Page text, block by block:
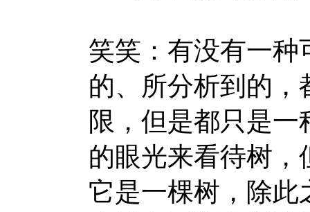
笑笑：有没有一种
的、所分析到的
限，但是都只是
的眼光来看待树
它是一棵树，除此